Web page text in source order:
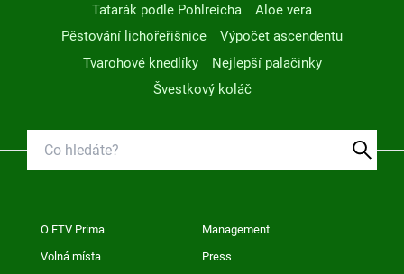
Tatarák podle Pohlreicha
Aloe vera
Pěstování lichořeřišnice
Výpočet ascendentu
Tvarohové knedlíky
Nejlepší palačinky
Švestkový koláč
O FTV Prima Management
Volná místa Press